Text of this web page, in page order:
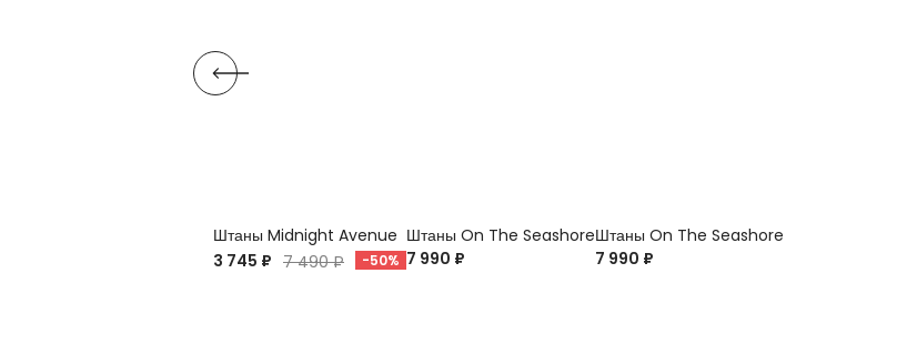
Штаны Midnight Avenue
3 745 ₽ 7 490 ₽ -50%
Штаны On The Seashore
7 990 ₽
Штаны On The Seashore
7 990 ₽